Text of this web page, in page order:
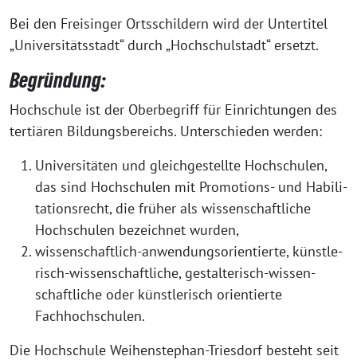
Bei den Frei­sin­ger Orts­schil­dern wird der Unter­ti­tel
„Uni­ver­si­täts­stadt“ durch „Hoch­schul­stadt“ ersetzt.
Begründung:
Hoch­schu­le ist der Ober­be­griff für Ein­rich­tun­gen des
ter­tiä­ren Bil­dungs­be­reichs. Unter­schie­den werden:
Uni­ver­si­tä­ten und gleich­ge­stell­te Hoch­schu­len,
das sind Hoch­schu­len mit Pro­mo­ti­ons- und Habi­li­
ta­ti­ons­recht, die frü­her als wis­sen­schaft­li­che
Hoch­schu­len bezeich­net wurden,
wis­sen­schaft­lich-anwen­dungs­ori­en­tier­te, künst­le­
risch-wis­sen­schaft­li­che, gestal­te­risch-wis­sen­
schaft­li­che oder künst­le­risch ori­en­tier­te
Fachhochschulen.
Die Hoch­schu­le Wei­hen­ste­phan-Tri­es­dorf besteht seit